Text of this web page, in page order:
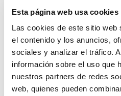
Esta página web usa cookies
Las cookies de este sitio web
el contenido y los anuncios,
sociales y analizar el tráfico.
información sobre el uso que
nuestros partners de redes
web, quienes pueden
Referencia medio suplementado
Medio de cultivo : Triptosa
(mlST)
02-711
Medio líquido para el
Cronobacter sakazakii en
lácteos, de acuerdo a la norma
Suplemento Selectivo
medios preparados (Ref.:064-
Ver más
Documentación técnica
TDS / Ficha técnica